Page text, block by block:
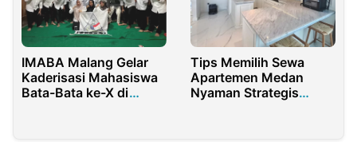
IMABA Malang Gelar
Kaderisasi Mahasiswa
Bata-Bata ke-X di
Tips Memilih Sewa
Apartemen Medan
Nyaman Strategis